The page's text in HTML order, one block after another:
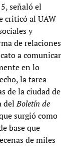
señaló el
criticó al UAW
y
de relaciones
a comunicar
en lo
la tarea
de la ciudad de
delBoletín de
surgió como
base que
de miles